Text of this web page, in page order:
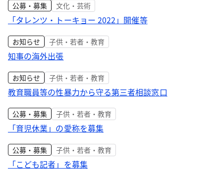
公募・募集 文化・芸術
「タレンツ・トーキョー 2022」開催等
お知らせ 子供・若者・教育
知事の海外出張
お知らせ 子供・若者・教育
教育職員等の性暴力から守る第三者相談窓口
公募・募集 子供・若者・教育
「育児休業」の愛称を募集
公募・募集 子供・若者・教育
「こども記者」を募集